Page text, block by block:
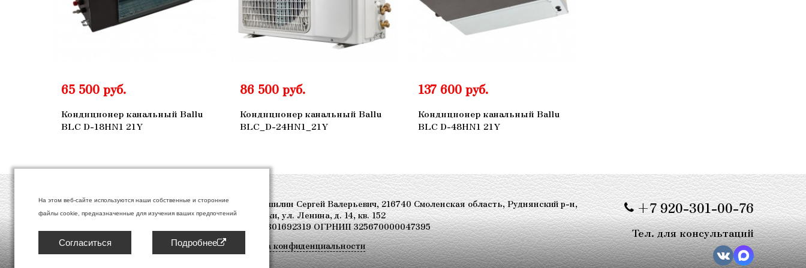
65 500 руб.
Кондиционер канальный Ballu
BLC D-18HN1 21Y
86 500 руб.
Кондиционер канальный Ballu
BLC_D-24HN1_21Y
137 600 руб.
Кондиционер канальный Ballu
BLC D-48HN1 21Y
ИП Копашилин Сергей Валерьевич, 216740 Смоленская область, Руднянский р-н,
п. Голынки, ул. Ленина, д. 14, кв. 152
ИНН 671301692319 ОГРНИП 325670000047395
Политика конфиденциальности
+7 920-301-00-76
Тел. для консультаций
На этом веб-сайте используются наши собственные и сторонние
файлы cookie, предназначенные для изучения ваших предпочтений
Согласиться Подробнее